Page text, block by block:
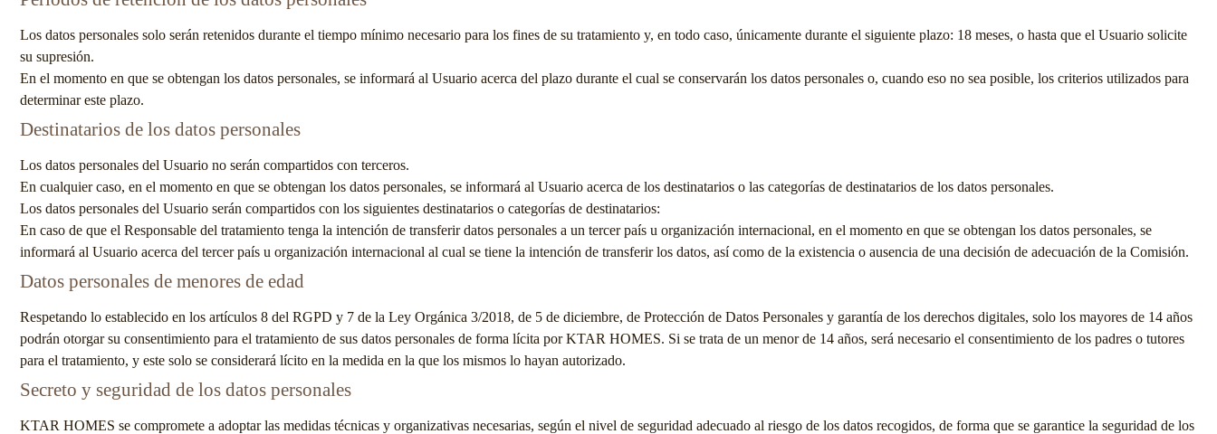
Los datos personales solo serán retenidos durante el tiempo mínimo necesario para los fines de su tratamiento y, en todo caso, únicamente durante el siguiente plazo: 18 meses, o hasta que el Usuario solicite
su supresión.
En el momento en que se obtengan los datos personales, se informará al Usuario acerca del plazo durante el cual se conservarán los datos personales o, cuando eso no sea posible, los criterios utilizados para
determinar este plazo.
Destinatarios de los datos personales
Los datos personales del Usuario no serán compartidos con terceros.
En cualquier caso, en el momento en que se obtengan los datos personales, se informará al Usuario acerca de los destinatarios o las categorías de destinatarios de los datos personales.
Los datos personales del Usuario serán compartidos con los siguientes destinatarios o categorías de destinatarios:
En caso de que el Responsable del tratamiento tenga la intención de transferir datos personales a un tercer país u organización internacional, en el momento en que se obtengan los datos personales, se
informará al Usuario acerca del tercer país u organización internacional al cual se tiene la intención de transferir los datos, así como de la existencia o ausencia de una decisión de adecuación de la Comisión.
Datos personales de menores de edad
Respetando lo establecido en los artículos 8 del RGPD y 7 de la Ley Orgánica 3/2018, de 5 de diciembre, de Protección de Datos Personales y garantía de los derechos digitales, solo los mayores de 14 años
podrán otorgar su consentimiento para el tratamiento de sus datos personales de forma lícita porKTAR HOMES. Si se trata de un menor de 14 años, será necesario el consentimiento de los padres o tutores
para el tratamiento, y este solo se considerará lícito en la medida en la que los mismos lo hayan autorizado.
Secreto y seguridad de los datos personales
KTAR HOMES se compromete a adoptar las medidas técnicas y organizativas necesarias, según el nivel de seguridad adecuado al riesgo de los datos recogidos, de forma que se garantice la seguridad de los